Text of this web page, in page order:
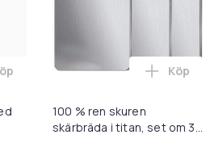
C kabel i varukorgen
- Adapter & Kabel 20W USB-C
till Rakblad kompatibel med
100 % ren skuren
skärbräda i titan, set om 3,
Lägg till
Köp